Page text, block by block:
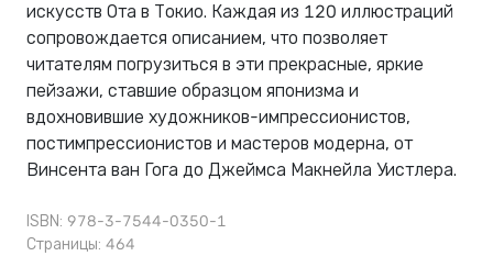
искусств Ота в Токио. Каждая из 120 иллюстраций
сопровождается описанием, что позволяет
читателям погрузиться в эти прекрасные, яркие
пейзажи, ставшие образцом японизма и
вдохновившие художников-импрессионистов,
постимпрессионистов и мастеров модерна, от
Винсента ван Гога до Джеймса Макнейла Уистлера.
ISBN: 978-3-7544-0350-1
Страницы: 464